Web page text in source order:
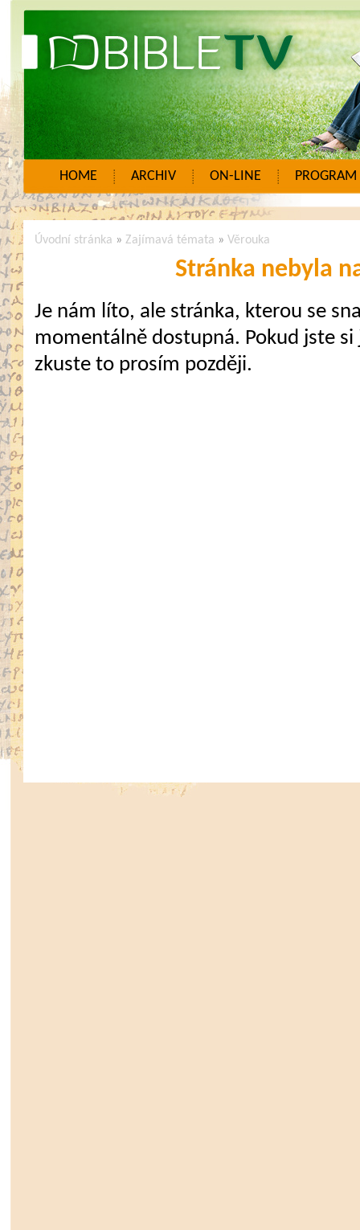
HOME ARCHIV ON-LINE PROGRAM
Úvodní stránka »Zajímavá témata » Věrouka
Stránka nebyla
Je nám líto, ale stránka, kterou se
momentálně dostupná. Pokud jste
zkuste to prosím později.